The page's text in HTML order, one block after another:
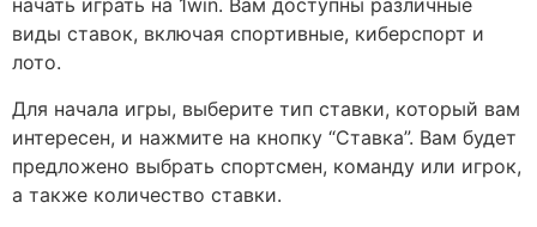
начать играть на 1win. Вам доступны различные
виды ставок, включая спортивные, киберспорт и
лото.
Для начала игры, выберите тип ставки, который вам
интересен, и нажмите на кнопку “Ставка”. Вам будет
предложено выбрать спортсмен, команду или игрок,
а также количество ставки.